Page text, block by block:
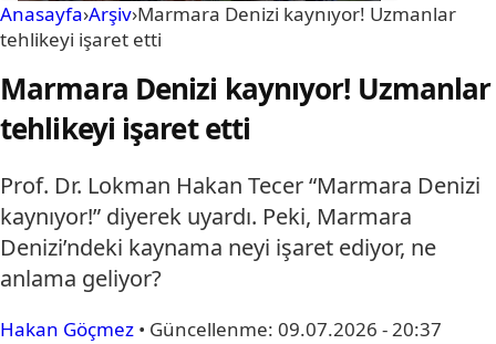
Anasayfa›Arşiv›Marmara Denizi kaynıyor! Uzmanlar
tehlikeyi işaret etti
Marmara Denizi kaynıyor! Uzmanlar
tehlikeyi işaret etti
Prof. Dr. Lokman Hakan Tecer “Marmara Denizi
kaynıyor!” diyerek uyardı. Peki, Marmara
Denizi’ndeki kaynama neyi işaret ediyor, ne
anlama geliyor?
Hakan Göçmez • Güncellenme: 09.07.2026 - 20:37